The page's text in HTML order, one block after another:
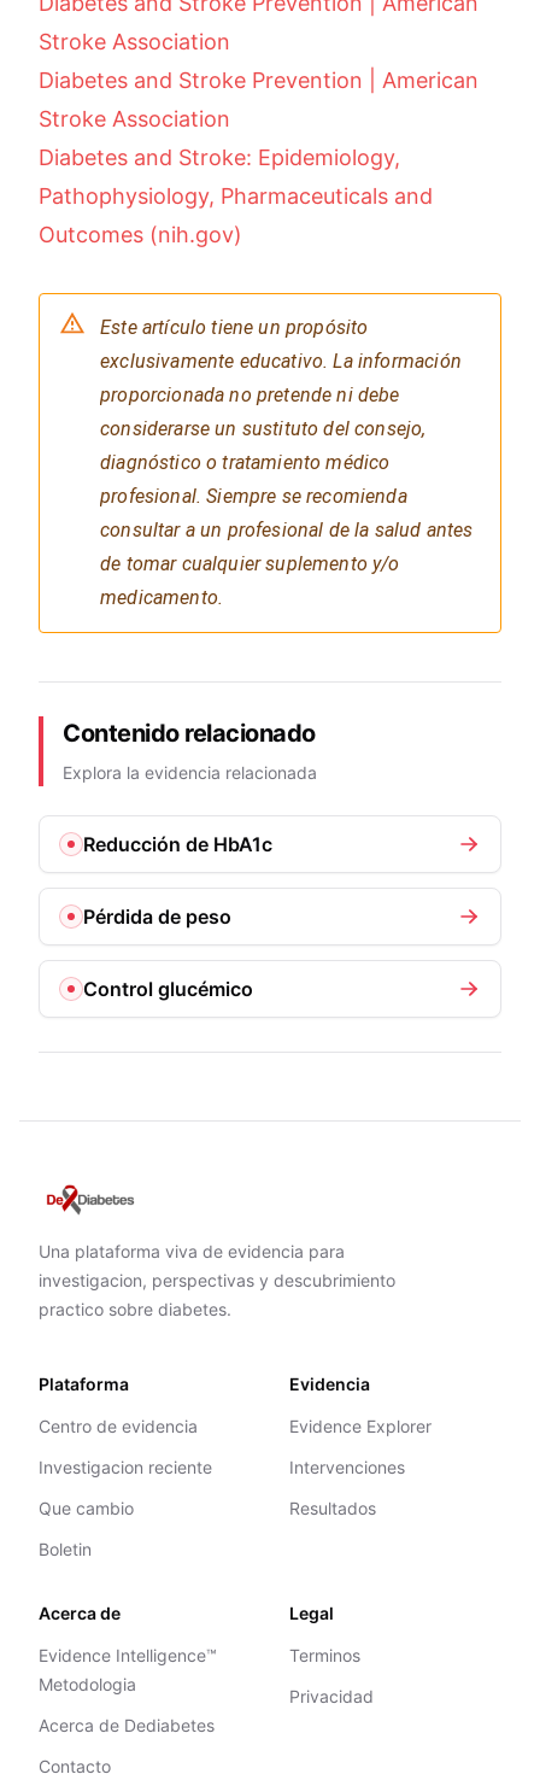
Stroke Association
Diabetes and Stroke Prevention | American
Stroke Association
Diabetes and Stroke: Epidemiology,
Pathophysiology, Pharmaceuticals and
Outcomes (nih.gov)
Este artículo tiene un propósito
exclusivamente educativo. La información
proporcionada no pretende ni debe
considerarse un sustituto del consejo,
diagnóstico o tratamiento médico
profesional. Siempre se recomienda
consultar a un profesional de la salud antes
de tomar cualquier suplemento y/o
medicamento.
Contenido relacionado
Explora la evidencia relacionada
Reducción de HbA1c
Pérdida de peso
Control glucémico
Una plataforma viva de evidencia para
investigacion, perspectivas y descubrimiento
practico sobre diabetes.
Plataforma
Centro de evidencia
Investigacion reciente
Que cambio
Boletin
Evidencia
Evidence Explorer
Intervenciones
Resultados
Acerca de
Evidence Intelligence™
Metodologia
Acerca de Dediabetes
Contacto
Legal
Terminos
Privacidad